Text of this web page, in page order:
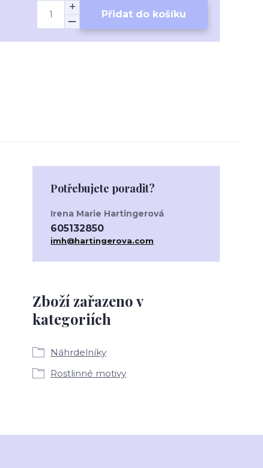
Přidat do košíku
Zboží zařazeno v
kategoriích
Náhrdelníky
Rostlinné motivy
Potřebujete poradit?
Irena Marie Hartingerová
605132850
imh@hartingerova.com